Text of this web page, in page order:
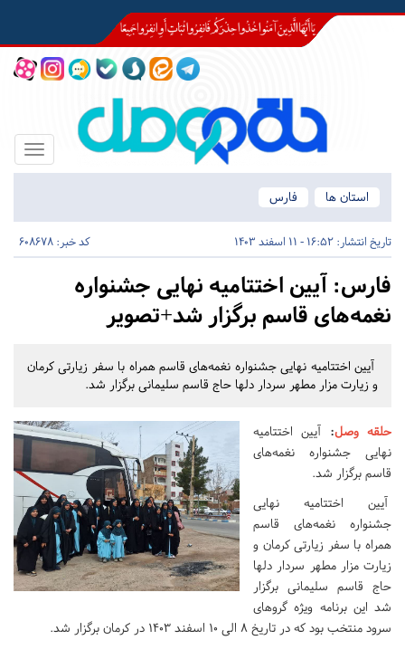
Toggle
استان ها
فارس
تاریخ انتشار: 16:52 - 11 اسفند 1403 کد خبر: 608678
فارس: آیین اختتامیه نهایی جشنواره
نغمه‌های قاسم برگزار شد+تصویر
آیین اختتامیه نهایی جشنواره نغمه‌های قاسم همراه با سفر زیارتی کرمان
و زیارت مزار مطهر سردار دلها حاج قاسم سلیمانی برگزار شد.
حلقه وصل: آیین اختتامیه
نهایی جشنواره نغمه‌های
قاسم برگزار شد.
آیین اختتامیه نهایی
جشنواره نغمه‌های قاسم
همراه با سفر زیارتی کرمان و
زیارت مزار مطهر سردار دلها
حاج قاسم سلیمانی برگزار
شد این برنامه ویژه گروهای
سرود منتخب بود که در تاریخ ۸ الی ۱۰ اسفند ۱۴۰۳ در کرمان برگزار شد.